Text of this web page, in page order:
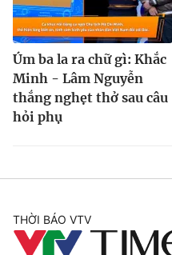
Úm ba la ra chữ gì: Khắc
Minh - Lâm Nguyễn
thắng nghẹt thở sau câu
hỏi phụ
THỜI BÁO VTV